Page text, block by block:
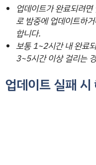
업데이트가 완료되려
로 밤중에 업데이트하
합니다.
보통 1~2시간 내 완료
3~5시간 이상 걸리는
업데이트 실패 시